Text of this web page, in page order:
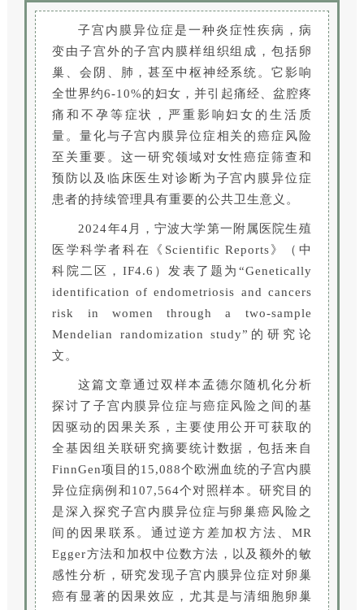
子宫内膜异位症是一种炎症性疾病，病
变由子宫外的子宫内膜样组织组成，包括卵
巢、会阴、肺，甚至中枢神经系统。它影响
全世界约6-10%的妇女，并引起痛经、盆腔疼
痛和不孕等症状，严重影响妇女的生活质
量。量化与子宫内膜异位症相关的癌症风险
至关重要。这一研究领域对女性癌症筛查和
预防以及临床医生对诊断为子宫内膜异位症
患者的持续管理具有重要的公共卫生意义。
2024年4月，宁波大学第一附属医院生殖
医学科学者科在《Scientific Reports》（中
科院二区，IF4.6）发表了题为“Genetically
identification of endometriosis and cancers
risk in women through a two‑sample
Mendelian randomization study”的研究论
文。
这篇文章通过双样本孟德尔随机化分析
探讨了子宫内膜异位症与癌症风险之间的基
因驱动的因果关系，主要使用公开可获取的
全基因组关联研究摘要统计数据，包括来自
FinnGen项目的15,088个欧洲血统的子宫内膜
异位症病例和107,564个对照样本。研究目的
是深入探究子宫内膜异位症与卵巢癌风险之
间的因果联系。通过逆方差加权方法、MR
Egger方法和加权中位数方法，以及额外的敏
感性分析，研究发现子宫内膜异位症对卵巢
癌有显著的因果效应，尤其是与清细胞卵巢